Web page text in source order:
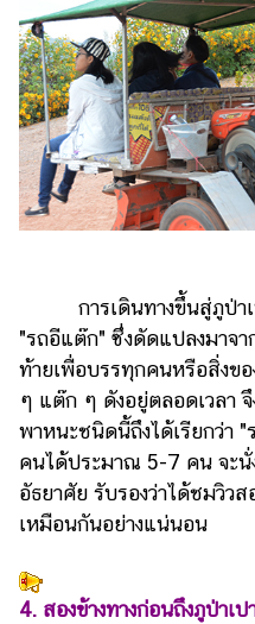
การเดินทางขึ้นสู่ภูป่าเป
"รถอีแต๊ก" ซึ่งดัดแปลงมาจา
ท้ายเพื่อบรรทุกคนหรือสิ่งขอ
ๆ แต๊ก ๆ ดังอยู่ตลอดเวลา จึ
พาหนะชนิดนี้ถึงได้เรียกว่า
คนได้ประมาณ 5-7 คน จะนั่
อัธยาศัย รับรองว่าได้ชมวิวส
เหมือนกันอย่างแน่นอน
4. สองข้างทางก่อนถึงภูป่าเป